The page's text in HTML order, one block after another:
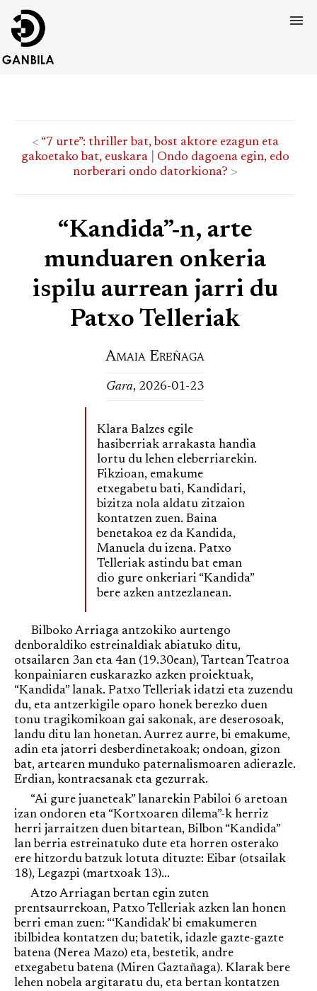
< “7 urte”: thriller bat, bost aktore ezagun eta
gakoetako bat, euskara| Ondo dagoena egin, edo
norberari ondo datorkiona? >
“Kandida”-n, arte
munduaren onkeria
ispilu aurrean jarri du
Patxo Telleriak
Amaia Ereñaga
Gara, 2026-01-23
Klara Balzes egile
hasiberriak arrakasta handia
lortu du lehen eleberriarekin.
Fikzioan, emakume
etxegabetu bati, Kandidari,
bizitza nola aldatu zitzaion
kontatzen zuen. Baina
benetakoa ez da Kandida,
Manuela du izena. Patxo
Telleriak astindu bat eman
dio gure onkeriari “Kandida”
bere azken antzezlanean.
Bilboko Arriaga antzokiko aurtengo
denboraldiko estreinaldiak abiatuko ditu,
otsailaren 3an eta 4an (19.30ean), Tartean Teatroa
konpainiaren euskarazko azken proiektuak,
“Kandida” lanak. Patxo Telleriak idatzi eta zuzendu
du, eta antzerkigile oparo honek berezko duen
tonu tragikomikoan gai sakonak, are deserosoak,
landu ditu lan honetan. Aurrez aurre, bi emakume,
adin eta jatorri desberdinetakoak; ondoan, gizon
bat, artearen munduko paternalismoaren adierazle.
Erdian, kontraesanak eta gezurrak.
“Ai gure juaneteak” lanarekin Pabiloi 6 aretoan
izan ondoren eta “Kortxoaren dilema”-k herriz
herri jarraitzen duen bitartean, Bilbon “Kandida”
lan berria estreinatuko dute eta horren osterako
ere hitzordu batzuk lotuta dituzte: Eibar (otsailak
18), Legazpi (martxoak 13)...
Atzo Arriagan bertan egin zuten
prentsaurrekoan, Patxo Telleriak azken lan honen
berri eman zuen: “‘Kandidak’ bi emakumeren
ibilbidea kontatzen du; batetik, idazle gazte-gazte
batena (Nerea Mazo) eta, bestetik, andre
etxegabetu batena (Miren Gaztañaga). Klarak bere
lehen nobela argitaratu du, eta bertan kontatzen